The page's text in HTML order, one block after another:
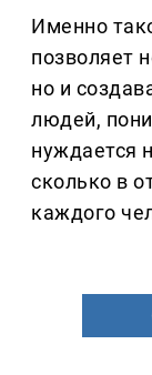
Именно
позволяет
но и
людей,
нуждается
сколько в
каждого